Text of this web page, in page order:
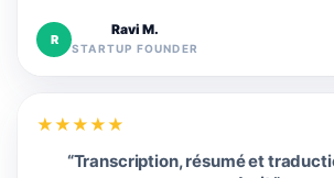
R
Ravi M.
STARTUP FOUNDER
★★★★★
“Transcription, résumé et